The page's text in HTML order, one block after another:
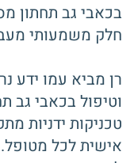
בכאבי גב תחתון
חלק משמעותי
רן מביא עמו ידע
וטיפול בכאבי גב
טכניקות ידניות
אישית לכל